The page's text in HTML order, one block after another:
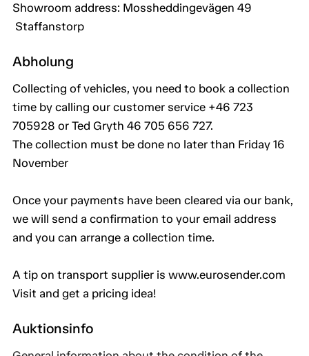
Showroom address: Mossheddingevägen 49
Staffanstorp
Abholung
Collecting of vehicles, you need to book a collection
time by calling our customer service +46 723
705928 or Ted Gryth 46 705 656 727.
The collection must be done no later than Friday 16
November
Once your payments have been cleared via our bank,
we will send a confirmation to your email address
and you can arrange a collection time.
A tip on transport supplier is www.eurosender.com
Visit and get a pricing idea!
Auktionsinfo